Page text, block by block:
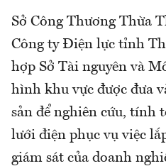
Sở Công Thương Thừa
Công ty Điện lực tỉnh
hợp Sở Tài nguyên và
hình khu vực được đưa
sản để nghiên cứu, tính
lưới điện phục vụ việc
giám sát của doanh